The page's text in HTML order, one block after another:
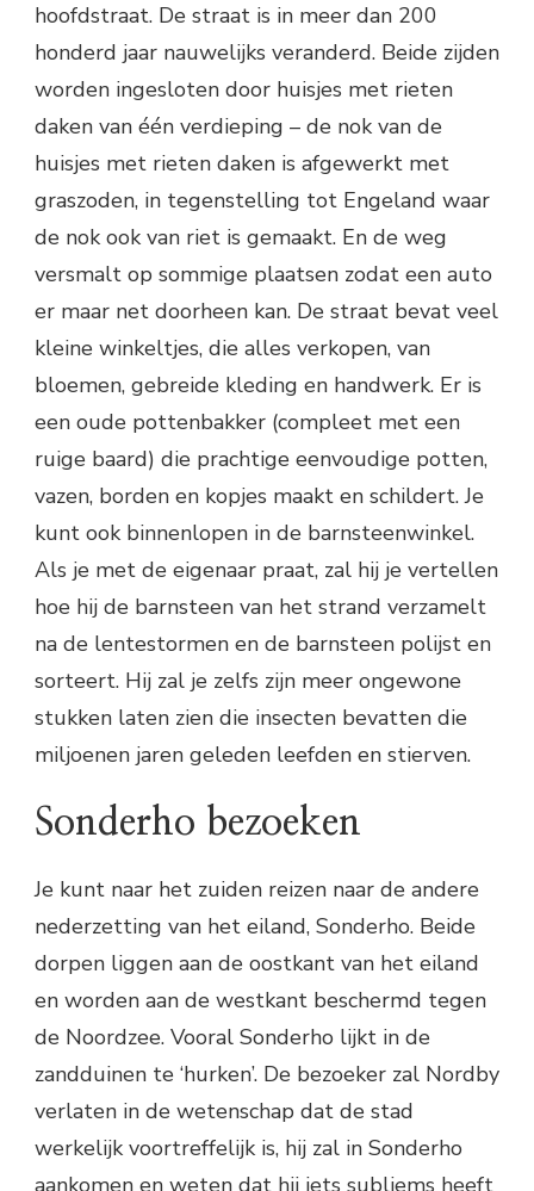
hoofdstraat. De straat is in meer dan 200
honderd jaar nauwelijks veranderd. Beide zijden
worden ingesloten door huisjes met rieten
daken van één verdieping – de nok van de
huisjes met rieten daken is afgewerkt met
graszoden, in tegenstelling tot Engeland waar
de nok ook van riet is gemaakt. En de weg
versmalt op sommige plaatsen zodat een auto
er maar net doorheen kan. De straat bevat veel
kleine winkeltjes, die alles verkopen, van
bloemen, gebreide kleding en handwerk. Er is
een oude pottenbakker (compleet met een
ruige baard) die prachtige eenvoudige potten,
vazen, borden en kopjes maakt en schildert. Je
kunt ook binnenlopen in de barnsteenwinkel.
Als je met de eigenaar praat, zal hij je vertellen
hoe hij de barnsteen van het strand verzamelt
na de lentestormen en de barnsteen polijst en
sorteert. Hij zal je zelfs zijn meer ongewone
stukken laten zien die insecten bevatten die
miljoenen jaren geleden leefden en stierven.
Sonderho bezoeken
Je kunt naar het zuiden reizen naar de andere
nederzetting van het eiland, Sonderho. Beide
dorpen liggen aan de oostkant van het eiland
en worden aan de westkant beschermd tegen
de Noordzee. Vooral Sonderho lijkt in de
zandduinen te ‘hurken’. De bezoeker zal Nordby
verlaten in de wetenschap dat de stad
werkelijk voortreffelijk is, hij zal in Sonderho
aankomen en weten dat hij iets subliems heeft